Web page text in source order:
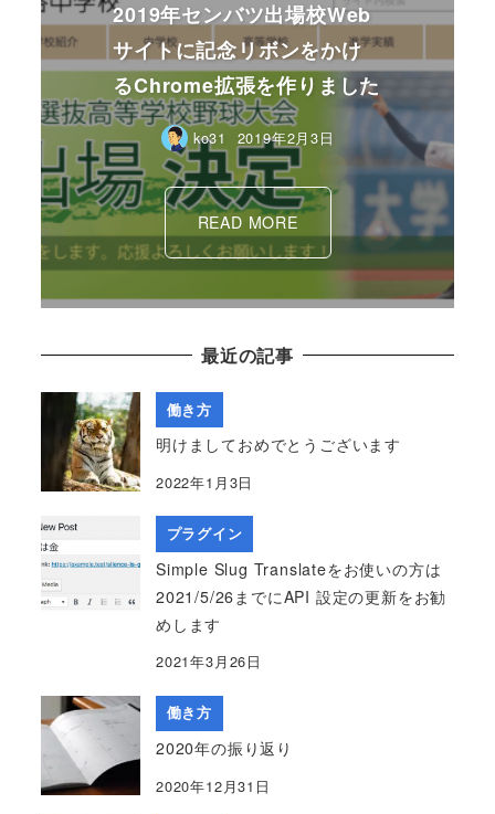
2019年センバツ出場校Web
サイトに記念リボンをかけ
るChrome拡張を作りました
ko31 2019年2月3日
READ MORE
最近の記事
働き方
明けましておめでとうございます
2022年1月3日
プラグイン
Simple Slug Translateをお使いの方は
2021/5/26までにAPI 設定の更新をお勧
めします
2021年3月26日
働き方
2020年の振り返り
2020年12月31日